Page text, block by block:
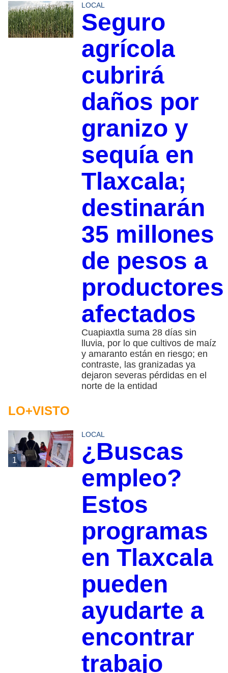
LOCAL
Seguro
agrícola
cubrirá
daños por
granizo y
sequía en
Tlaxcala;
destinarán
35 millones
de pesos a
productores
afectados
Cuapiaxtla suma 28 días sin
lluvia, por lo que cultivos de maíz
y amaranto están en riesgo; en
contraste, las granizadas ya
dejaron severas pérdidas en el
norte de la entidad
LO+VISTO
1
LOCAL
¿Buscas
empleo?
Estos
programas
en Tlaxcala
pueden
ayudarte a
encontrar
trabajo